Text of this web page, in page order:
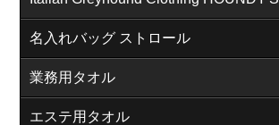
名入れバッグ ストロール
業務用タオル
エステ用タオル